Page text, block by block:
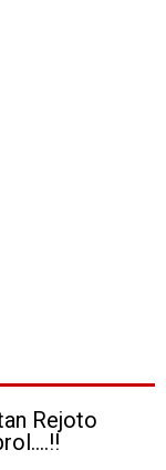
Rejoto